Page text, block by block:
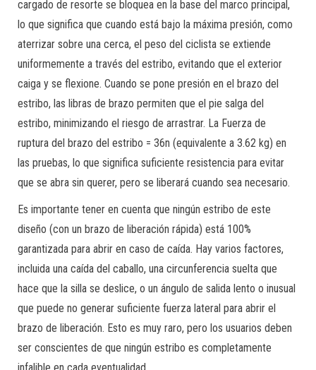
cargado de resorte se bloquea en la base del marco principal,
lo que significa que cuando está bajo la máxima presión, como
aterrizar sobre una cerca, el peso del ciclista se extiende
uniformemente a través del estribo, evitando que el exterior
caiga y se flexione. Cuando se pone presión en el brazo del
estribo, las libras de brazo permiten que el pie salga del
estribo, minimizando el riesgo de arrastrar. La Fuerza de
ruptura del brazo del estribo = 36n (equivalente a 3.62 kg) en
las pruebas, lo que significa suficiente resistencia para evitar
que se abra sin querer, pero se liberará cuando sea necesario.
Es importante tener en cuenta que ningún estribo de este
diseño (con un brazo de liberación rápida) está 100%
garantizada para abrir en caso de caída. Hay varios factores,
incluida una caída del caballo, una circunferencia suelta que
hace que la silla se deslice, o un ángulo de salida lento o inusual
que puede no generar suficiente fuerza lateral para abrir el
brazo de liberación. Esto es muy raro, pero los usuarios deben
ser conscientes de que ningún estribo es completamente
infalible en cada eventualidad.